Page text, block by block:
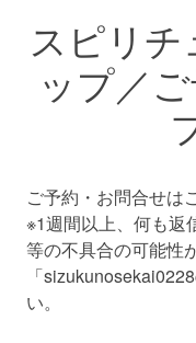
スピリチ
ップ／
ご予約・お問合せは
※1週間以上、何も返
等の不具合の可能性
「
い。